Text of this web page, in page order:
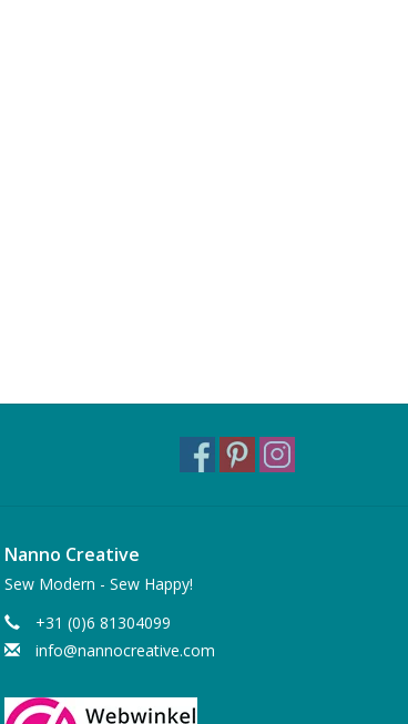
Nanno Creative
Sew Modern - Sew Happy!
+31 (0)6 81304099
info@nannocreative.com